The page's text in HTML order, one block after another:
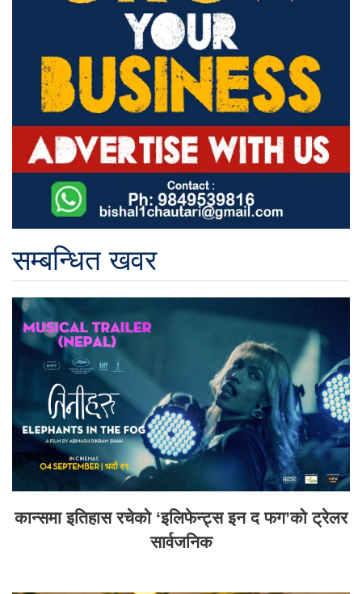
सम्बन्धित खवर
कान्समा इतिहास रचेको ‘इलिफेन्ट्स इन द फग’को ट्रेलर
सार्वजनिक